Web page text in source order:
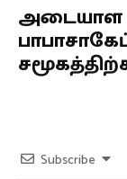
அடையாள
Subscribe